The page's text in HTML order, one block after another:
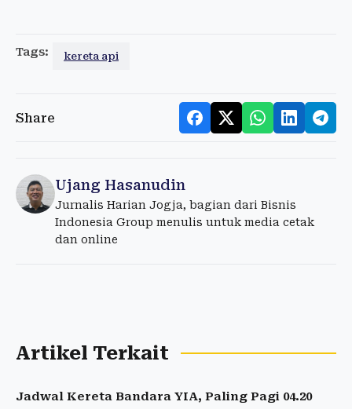
Tags: kereta api
Share
Ujang Hasanudin
Jurnalis Harian Jogja, bagian dari Bisnis
Indonesia Group menulis untuk media cetak
dan online
Artikel Terkait
Jadwal Kereta Bandara YIA, Paling Pagi 04.20